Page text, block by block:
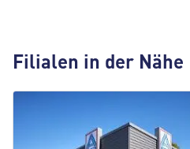
Filialen in der Nähe